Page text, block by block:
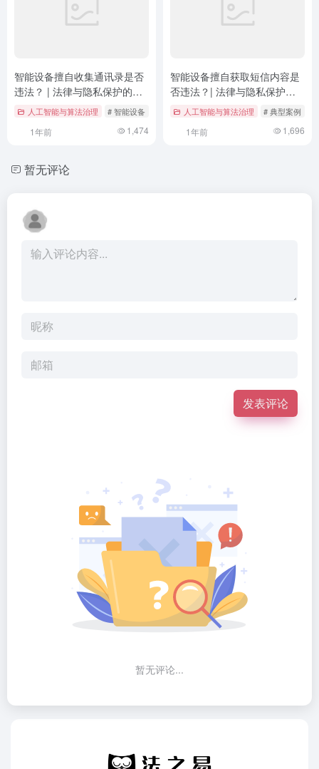
智能设备擅自收集通讯录是否
违法？ | 法律与隐私保护的深
度解析人工智能与算法治理 # 智能设备 # 案例分析 # 法律法规
1年前 1,474
智能设备擅自获取短信内容是
否违法？| 法律与隐私保护的
深度探讨
人工智能与算法治理 # 典型案例
1年前 1,696
暂无评论
发表评论
暂无评论...